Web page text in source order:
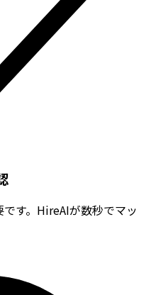
す。HireAIが数秒でマッ